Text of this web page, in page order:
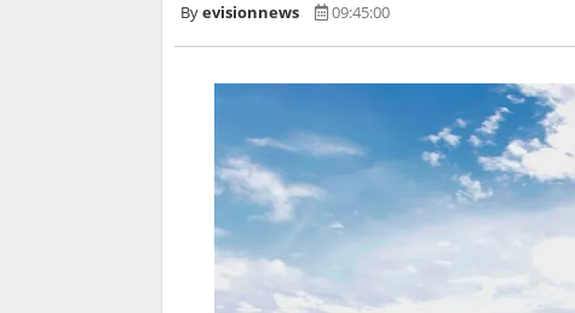
evisionnews 09:45:00